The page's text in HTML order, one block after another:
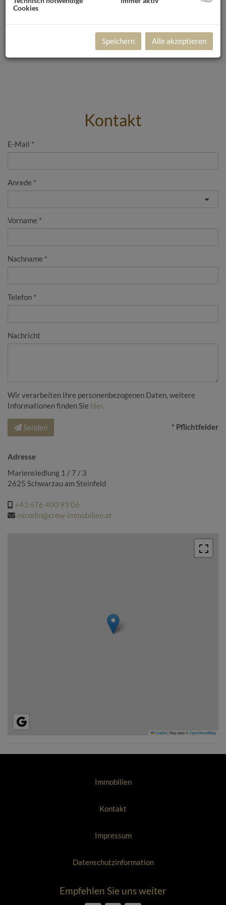
Kontakt
E-Mail
Anrede
Vorname
Nachname
Telefon
Nachricht
Wir verarbeiten Ihre personenbezogenen Daten, weitere
Informationen finden Sie hier.
Senden * Pflichtfelder
Adresse
Mariensiedlung 1 / 7 / 3
2625 Schwarzau am Steinfeld
+43 676 400 93 06
micodin@crew-immobilien.at
Leaflet| Map data ©OpenStreetMap
Immobilien
Kontakt
Impressum
Datenschutzinformation
Empfehlen Sie uns weiter
Cookies
Speichern Alle akzeptieren